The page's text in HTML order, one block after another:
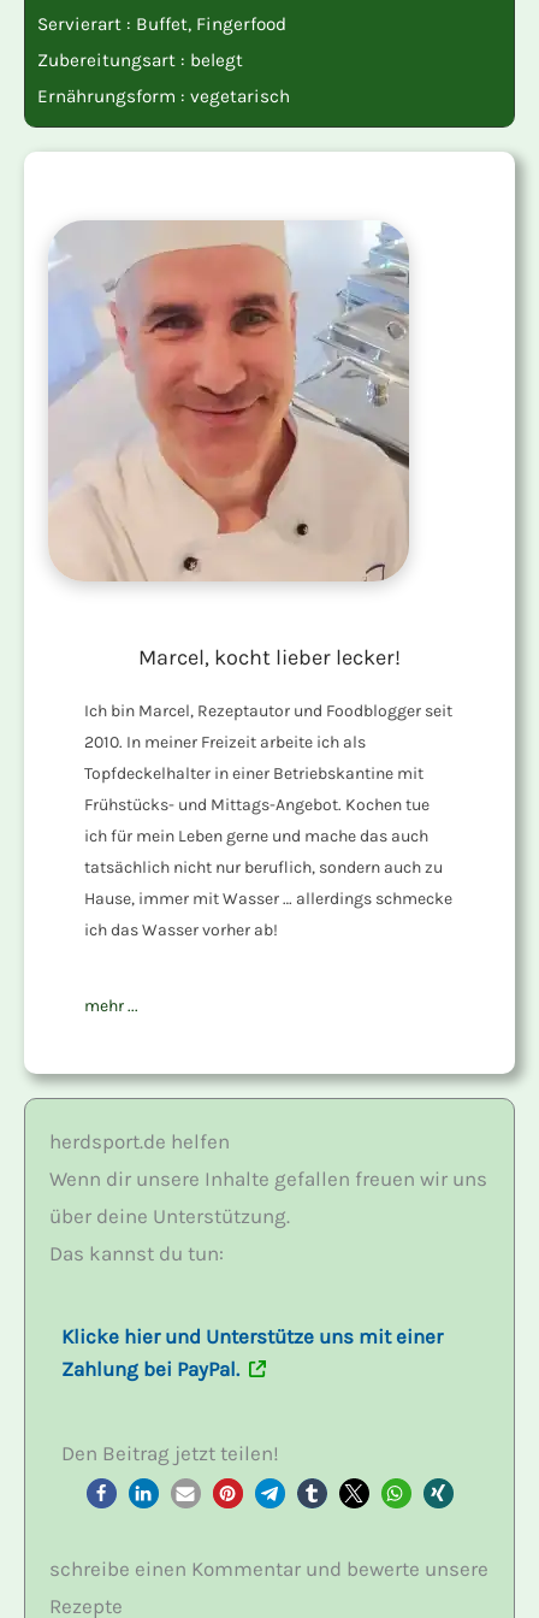
Servierart : Buffet, Fingerfood
Zubereitungsart : belegt
Ernährungsform : vegetarisch
Marcel, kocht lieber lecker!
Ich bin Marcel, Rezeptautor und Foodblogger seit
2010. In meiner Freizeit arbeite ich als
Topfdeckelhalter in einer Betriebskantine mit
Frühstücks- und Mittags-Angebot. Kochen tue
ich für mein Leben gerne und mache das auch
tatsächlich nicht nur beruflich, sondern auch zu
Hause, immer mit Wasser … allerdings schmecke
ich das Wasser vorher ab!
mehr ...
herdsport.de helfen
Wenn dir unsere Inhalte gefallen freuen wir uns
über deine Unterstützung.
Das kannst du tun:
Klicke hier und Unterstütze uns mit einer
Zahlung bei PayPal.
Den Beitrag jetzt teilen!
schreibe einen Kommentar und bewerte unsere
Rezepte